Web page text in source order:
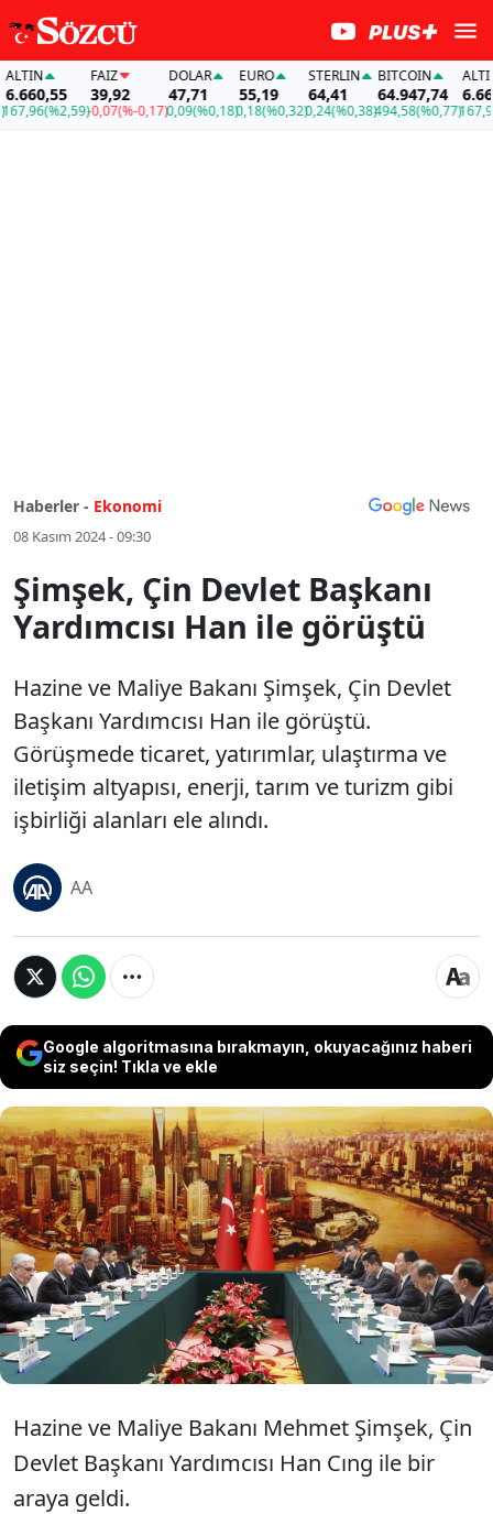
(%2,59)
FAİZ
39,92
-0,07(%-0,17)
DOLAR
47,71
0,09(%0,18)
EURO
55,19
0,18(%0,32)
STERLIN
64,41
0,24(%0,38)
BITCOIN
64.947,74
494,58(%0,77)
ALTIN
167,96
Haberler - Ekonomi
08 Kasım 2024 - 09:30
Şimşek, Çin Devlet Başkanı
Yardımcısı Han ile görüştü
Hazine ve Maliye Bakanı Şimşek, Çin Devlet
Başkanı Yardımcısı Han ile görüştü.
Görüşmede ticaret, yatırımlar, ulaştırma ve
iletişim altyapısı, enerji, tarım ve turizm gibi
işbirliği alanları ele alındı.
AA
Google algoritmasına bırakmayın, okuyacağınız haberi
siz seçin! Tıkla ve ekle
Hazine ve Maliye Bakanı Şimşek, Çin Devlet
Başkanı Yardımcısı Han ile görüştü.
Görüşmede ticaret, yatırımlar, ulaştırma ve
iletişim altyapısı, enerji, tarım ve turizm gibi
işbirliği alanları ele alındı.
Hazine ve Maliye Bakanı Mehmet Şimşek, Çin
Devlet Başkanı Yardımcısı Han Cıng ile bir
araya geldi.